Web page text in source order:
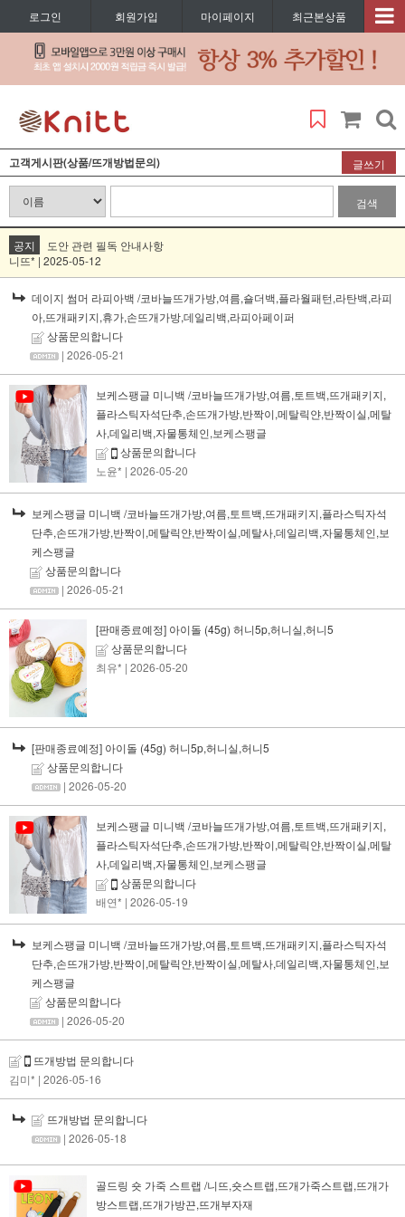
로그인 회원가입 마이페이지 최근본상품
고객게시판(상품/뜨개방법문의) 글쓰기
검색
공지
도안 관련 필독 안내사항
니뜨* | 2025-05-12
데이지 썸머 라피아백 /코바늘뜨개가방,여름,숄더백,플라월패턴,라탄백,라피
아,뜨개패키지,휴가,손뜨개가방,데일리백,라피아페이퍼
상품문의합니다
| 2026-05-21
보케스팽글 미니백 /코바늘뜨개가방,여름,토트백,뜨개패키지,
플라스틱자석단추,손뜨개가방,반짝이,메탈릭얀,반짝이실,메탈
사,데일리백,자물통체인,보케스팽글
상품문의합니다
노윤* | 2026-05-20
보케스팽글 미니백 /코바늘뜨개가방,여름,토트백,뜨개패키지,플라스틱자석
단추,손뜨개가방,반짝이,메탈릭얀,반짝이실,메탈사,데일리백,자물통체인,보
케스팽글
상품문의합니다
| 2026-05-21
[판매종료예정] 아이돌 (45g) 허니5p,허니실,허니5
상품문의합니다
최유* | 2026-05-20
[판매종료예정] 아이돌 (45g) 허니5p,허니실,허니5
상품문의합니다
| 2026-05-20
보케스팽글 미니백 /코바늘뜨개가방,여름,토트백,뜨개패키지,
플라스틱자석단추,손뜨개가방,반짝이,메탈릭얀,반짝이실,메탈
사,데일리백,자물통체인,보케스팽글
상품문의합니다
배연* | 2026-05-19
보케스팽글 미니백 /코바늘뜨개가방,여름,토트백,뜨개패키지,플라스틱자석
단추,손뜨개가방,반짝이,메탈릭얀,반짝이실,메탈사,데일리백,자물통체인,보
케스팽글
상품문의합니다
| 2026-05-20
뜨개방법 문의합니다
김미* | 2026-05-16
뜨개방법 문의합니다
| 2026-05-18
골드링 숏 가죽 스트랩 /니뜨,숏스트랩,뜨개가죽스트랩,뜨개가
방스트랩,뜨개가방끈,뜨개부자재